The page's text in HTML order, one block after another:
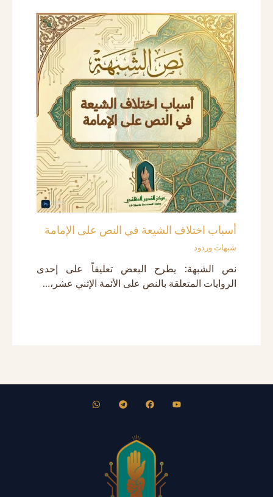
أسباب اختلاف الشيعة في النص على الإمامة
شبهات وردود
نص الشبهة: يطرح البعض تعليقاً على إحدى
الروايات المتعلقة بالنص على الأئمة الإثني عشر،…